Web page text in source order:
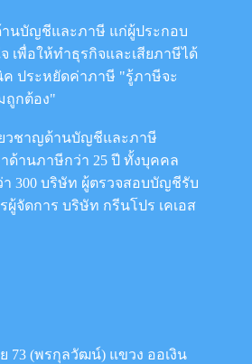
านบัญชีและภาษี แก่ผู้ประกอบ
เพื่อให้ทำธุรกิจและเสียภาษีได้
ค ประหยัดค่าภาษี "รู้ภาษีจะ
ถูกต้อง"
ยวชาญด้านบัญชีและภาษี
ด้านภาษีกว่า 25 ปี ทั้งบุคคล
300 บริษัท ผู้ตรวจสอบบัญชีรับ
ผู้จัดการ บริษัท กรีนโปร เคเอส
73 (พรกุลวัฒน์) แขวง ออเงิน